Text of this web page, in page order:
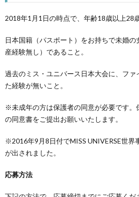
2018年1月1日の時点で、年齢18歳以上28
日本国籍（パスポート）をお持ちで未婚の
産経験無し）であること。
過去のミス・ユニバース日本大会に、ファ
た経験が無いこと。
※未成年の方は保護者の同意が必要です。
の同意書をご提出お願いいたします。
※2016年9月8日付でMISS UNIVERSE世界
が出されました。
応募方法